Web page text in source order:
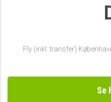
Fly (inkl. transfer)
Se